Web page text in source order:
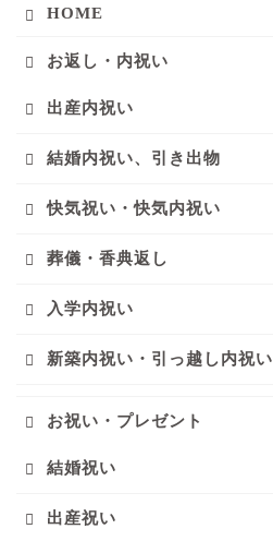
HOME
お返し・内祝い
出産内祝い
結婚内祝い、引き出物
快気祝い・快気内祝い
葬儀・香典返し
入学内祝い
新築内祝い・引っ越し内祝い
お祝い・プレゼント
結婚祝い
出産祝い